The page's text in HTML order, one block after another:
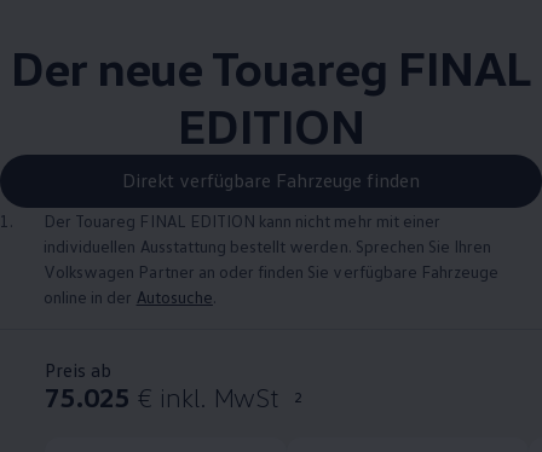
Der neueTouareg FINAL
EDITION
Direkt verfügbare Fahrzeuge finden
1. Der Touareg FINAL EDITION kann nicht mehr mit einer
individuellen Ausstattung bestellt werden. Sprechen Sie Ihren
Volkswagen Partner an oder finden Sie verfügbare Fahrzeuge
online in der Autosuche
Preis ab
75.025 € inkl. MwSt 2